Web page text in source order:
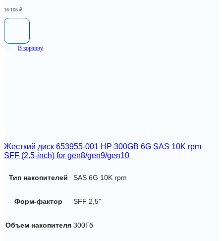
16 105 ₽
В корзину
Жесткий диск 653955-001 HP 300GB 6G SAS 10K rpm
SFF (2.5-inch) for gen8/gen9/gen10
Тип накопителей SAS 6G 10K rpm
Форм-фактор SFF 2,5"
Объем накопителя 300Гб